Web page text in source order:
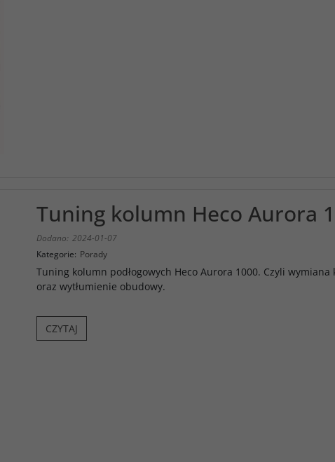
Tuning kolumn Heco Aurora
Dodano: 2024-01-07
Kategorie: Porady
Tuning kolumn podłogowych Heco Aurora 1000. Czyli
oraz wytłumienie obudowy.
CZYTAJ